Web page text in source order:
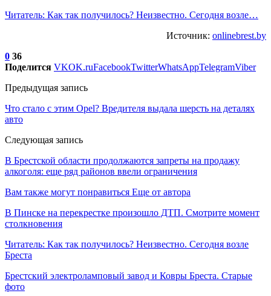
Читатель: Как так получилось? Неизвестно. Сегодня возле…
Источник: onlinebrest.by
0 36
Поделится VKOK.ruFacebookTwitterWhatsAppTelegramViber
Предыдущая запись
Что стало с этим Opel? Вредителя выдала шерсть на деталях
авто
Следующая запись
В Брестской области продолжаются запреты на продажу
алкоголя: еще ряд районов ввели ограничения
Вам также могут понравиться Еще от автора
В Пинске на перекрестке произошло ДТП. Смотрите момент
столкновения
Читатель: Как так получилось? Неизвестно. Сегодня возле
Бреста
Брестский электроламповый завод и Ковры Бреста. Старые
фото